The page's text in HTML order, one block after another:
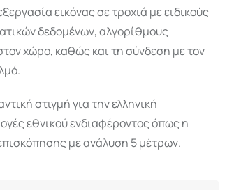
εικόνας σε τροχιά με ειδικούς
δεδομένων, αλγορίθμους
χώρο, καθώς και τη σύνδεση με τον
στιγμή για την ελληνική
εθνικού ενδιαφέροντος όπως η
με ανάλυση 5 μέτρων.